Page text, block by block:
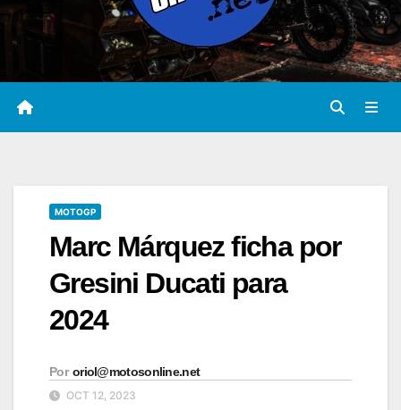
MOTOGP
Marc Márquez ficha por
Gresini Ducati para
2024
Por oriol@motosonline.net
OCT 12, 2023